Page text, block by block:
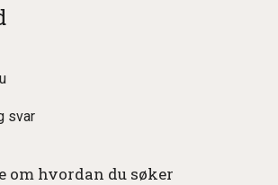
svar
om hvordan du søker